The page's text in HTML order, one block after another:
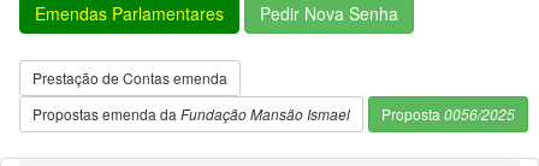
Emendas Parlamentares
Pedir Nova Senha
Prestação de Contas emenda
Propostas emenda da Fundação Mansão Ismael Proposta 0056/2025